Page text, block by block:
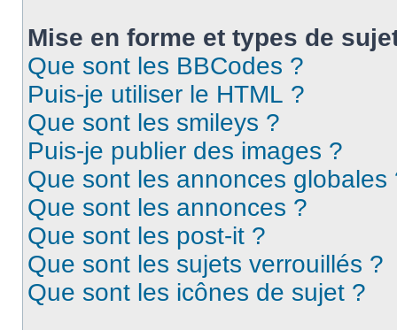
Mise en forme et types de
Que sont les BBCodes ?
Puis-je utiliser le HTML ?
Que sont les smileys ?
Puis-je publier des images ?
Que sont les annonces globales
Que sont les annonces ?
Que sont les post-it ?
Que sont les sujets verrouillés ?
Que sont les icônes de sujet ?